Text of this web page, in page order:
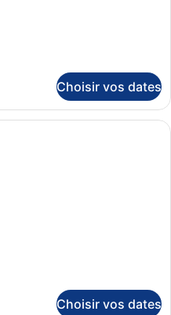
Choisir vos dates
1 chambre, draps en coton
Choisir vos dates